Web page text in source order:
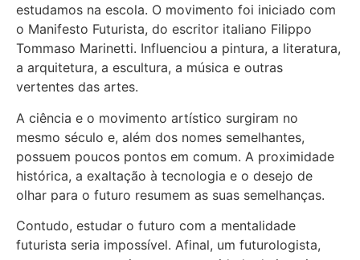
estudamos na escola. O movimento foi iniciado com
o Manifesto Futurista, do escritor italiano Filippo
Tommaso Marinetti. Influenciou a pintura, a literatura,
a arquitetura, a escultura, a música e outras
vertentes das artes.
A ciência e o movimento artístico surgiram no
mesmo século e, além dos nomes semelhantes,
possuem poucos pontos em comum. A proximidade
histórica, a exaltação à tecnologia e o desejo de
olhar para o futuro resumem as suas semelhanças.
Contudo, estudar o futuro com a mentalidade
futurista seria impossível. Afinal, um futurologista,